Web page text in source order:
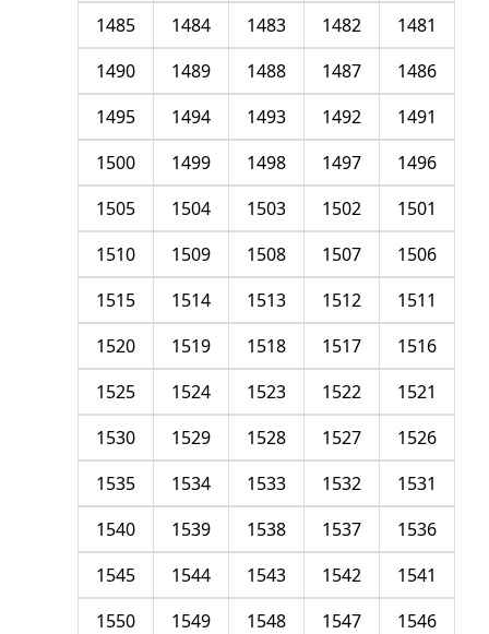
1481
1482
1483
1484
1485
1486
1487
1488
1489
1490
1491
1492
1493
1494
1495
1496
1497
1498
1499
1500
1501
1502
1503
1504
1505
1506
1507
1508
1509
1510
1511
1512
1513
1514
1515
1516
1517
1518
1519
1520
1521
1522
1523
1524
1525
1526
1527
1528
1529
1530
1531
1532
1533
1534
1535
1536
1537
1538
1539
1540
1541
1542
1543
1544
1545
1546
1547
1548
1549
1550